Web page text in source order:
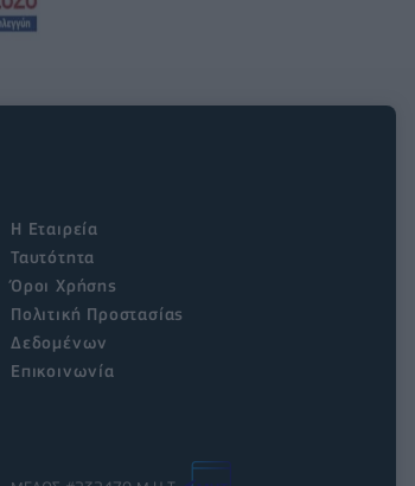
Η Εταιρεία
Ταυτότητα
Όροι Χρήσης
Πολιτική Προστασίας
Δεδομένων
Επικοινωνία